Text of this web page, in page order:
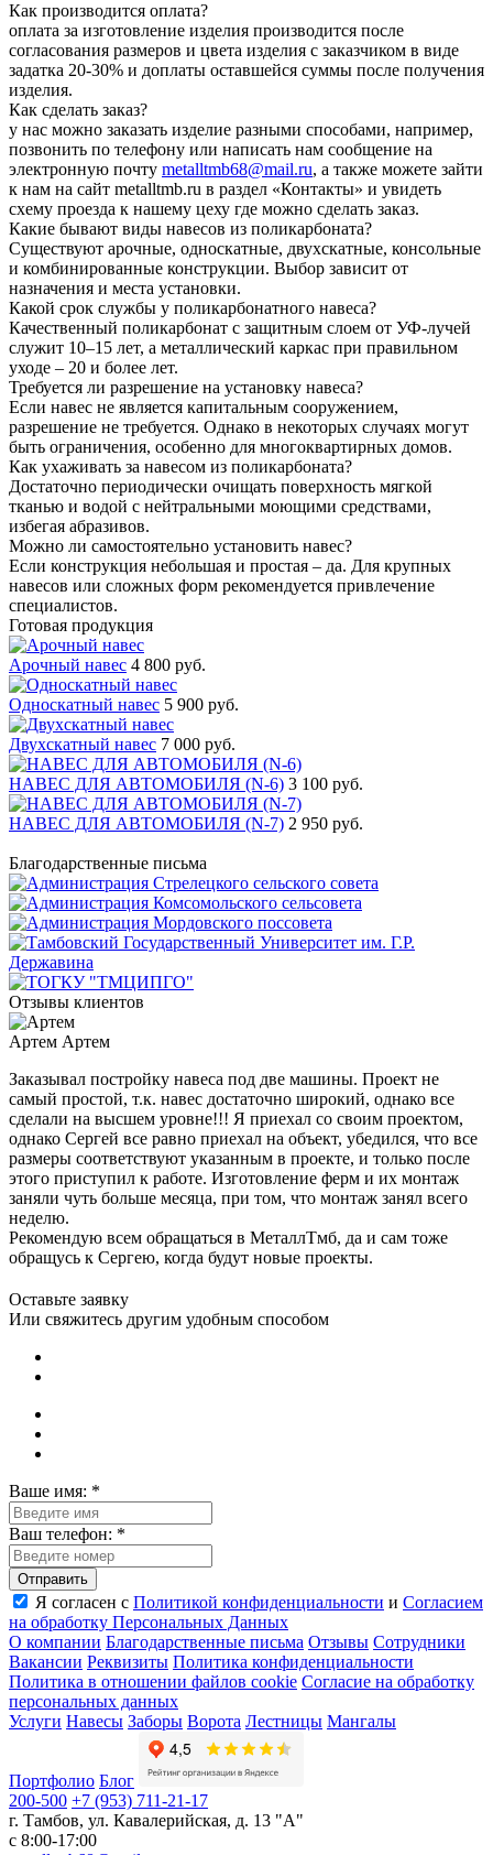
Как производится оплата?
оплата за изготовление изделия производится после
согласования размеров и цвета изделия с заказчиком в виде
задатка 20-30% и доплаты оставшейся суммы после получения
изделия.
Как сделать заказ?
у нас можно заказать изделие разными способами, например,
позвонить по телефону или написать нам сообщение на
электронную почту metalltmb68@mail.ru, а также можете зайти
к нам на сайт metalltmb.ru в раздел «Контакты» и увидеть
схему проезда к нашему цеху где можно сделать заказ.
Какие бывают виды навесов из поликарбоната?
Существуют арочные, односкатные, двухскатные, консольные
и комбинированные конструкции. Выбор зависит от
назначения и места установки.
Какой срок службы у поликарбонатного навеса?
Качественный поликарбонат с защитным слоем от УФ-лучей
служит 10–15 лет, а металлический каркас при правильном
уходе – 20 и более лет.
Требуется ли разрешение на установку навеса?
Если навес не является капитальным сооружением,
разрешение не требуется. Однако в некоторых случаях могут
быть ограничения, особенно для многоквартирных домов.
Как ухаживать за навесом из поликарбоната?
Достаточно периодически очищать поверхность мягкой
тканью и водой с нейтральными моющими средствами,
избегая абразивов.
Можно ли самостоятельно установить навес?
Если конструкция небольшая и простая – да. Для крупных
навесов или сложных форм рекомендуется привлечение
специалистов.
Готовая продукция
Арочный навес 4 800 руб.
Односкатный навес 5 900 руб.
Двухскатный навес 7 000 руб.
НАВЕС ДЛЯ АВТОМОБИЛЯ (N-6) 3 100 руб.
НАВЕС ДЛЯ АВТОМОБИЛЯ (N-7) 2 950 руб.
Благодарственные письма
Отзывы клиентов
Артем Артем
Заказывал постройку навеса под две машины. Проект не
самый простой, т.к. навес достаточно широкий, однако все
сделали на высшем уровне!!! Я приехал со своим проектом,
однако Сергей все равно приехал на объект, убедился, что все
размеры соответствуют указанным в проекте, и только после
этого приступил к работе. Изготовление ферм и их монтаж
заняли чуть больше месяца, при том, что монтаж занял всего
неделю.
Рекомендую всем обращаться в МеталлТмб, да и сам тоже
обращусь к Сергею, когда будут новые проекты.
Оставьте заявку
Или свяжитесь другим удобным способом
Ваше имя: *
Ваш телефон: *
Я согласен с Политикой конфиденциальности и Согласием
на обработку Пeрсональных Данных
О компании Благодарственные письма Отзывы Сотрудники
Вакансии Реквизиты Политика конфиденциальности
Политика в отношении файлов cookie Согласие на обработку
персональных данных
Услуги Навесы Заборы Ворота Лестницы Мангалы
Портфолио Блог
200-500 +7 (953) 711-21-17
г. Тамбов, ул. Кавалерийская, д. 13 "А"
с 8:00-17:00